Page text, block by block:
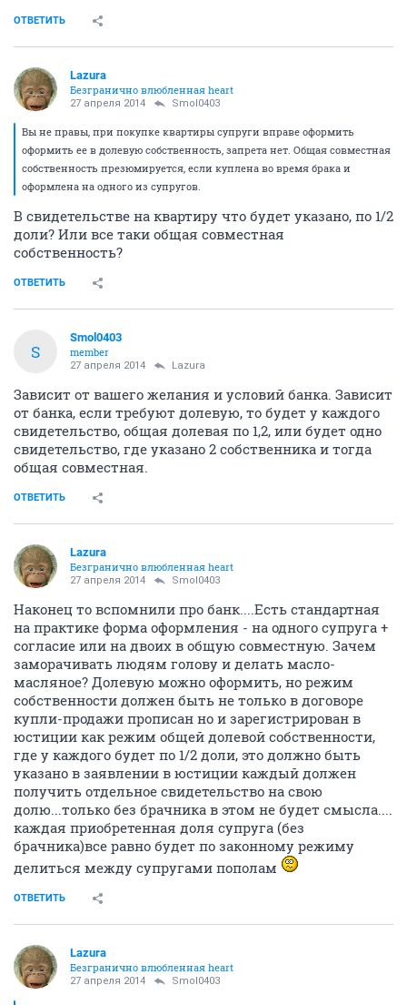
ОТВЕТИТЬ
Lazura
Безгранично влюбленная heart
27 апреля 2014 Smol0403
Вы не правы, при покупке квартиры супруги вправе оформить
оформить ее в долевую собственность, запрета нет. Общая совместная
собственность презюмируется, если куплена во время брака и
оформлена на одного из супругов.
В свидетельстве на квартиру что будет указано, по 1/2
доли? Или все таки общая совместная
собственность?
ОТВЕТИТЬ
S
Smol0403
member
27 апреля 2014 Lazura
Зависит от вашего желания и условий банка. Зависит
от банка, если требуют долевую, то будет у каждого
свидетельство, общая долевая по 1,2, или будет одно
свидетельство, где указано 2 собственника и тогда
общая совместная.
ОТВЕТИТЬ
Lazura
Безгранично влюбленная heart
27 апреля 2014 Smol0403
Наконец то вспомнили про банк....Есть стандартная
на практике форма оформления - на одного супруга +
согласие или на двоих в общую совместную. Зачем
заморачивать людям голову и делать масло-
масляное? Долевую можно оформить, но режим
собственности должен быть не только в договоре
купли-продажи прописан но и зарегистрирован в
юстиции как режим общей долевой собственности,
где у каждого будет по 1/2 доли, это должно быть
указано в заявлении в юстиции каждый должен
получить отдельное свидетельство на свою
долю...только без брачника в этом не будет смысла....
каждая приобретенная доля супруга (без
брачника)все равно будет по законному режиму
делиться между супругами пополам
ОТВЕТИТЬ
Lazura
Безгранично влюбленная heart
27 апреля 2014 Smol0403